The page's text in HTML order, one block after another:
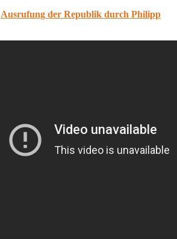
Ausrufung der Republik durch Philipp